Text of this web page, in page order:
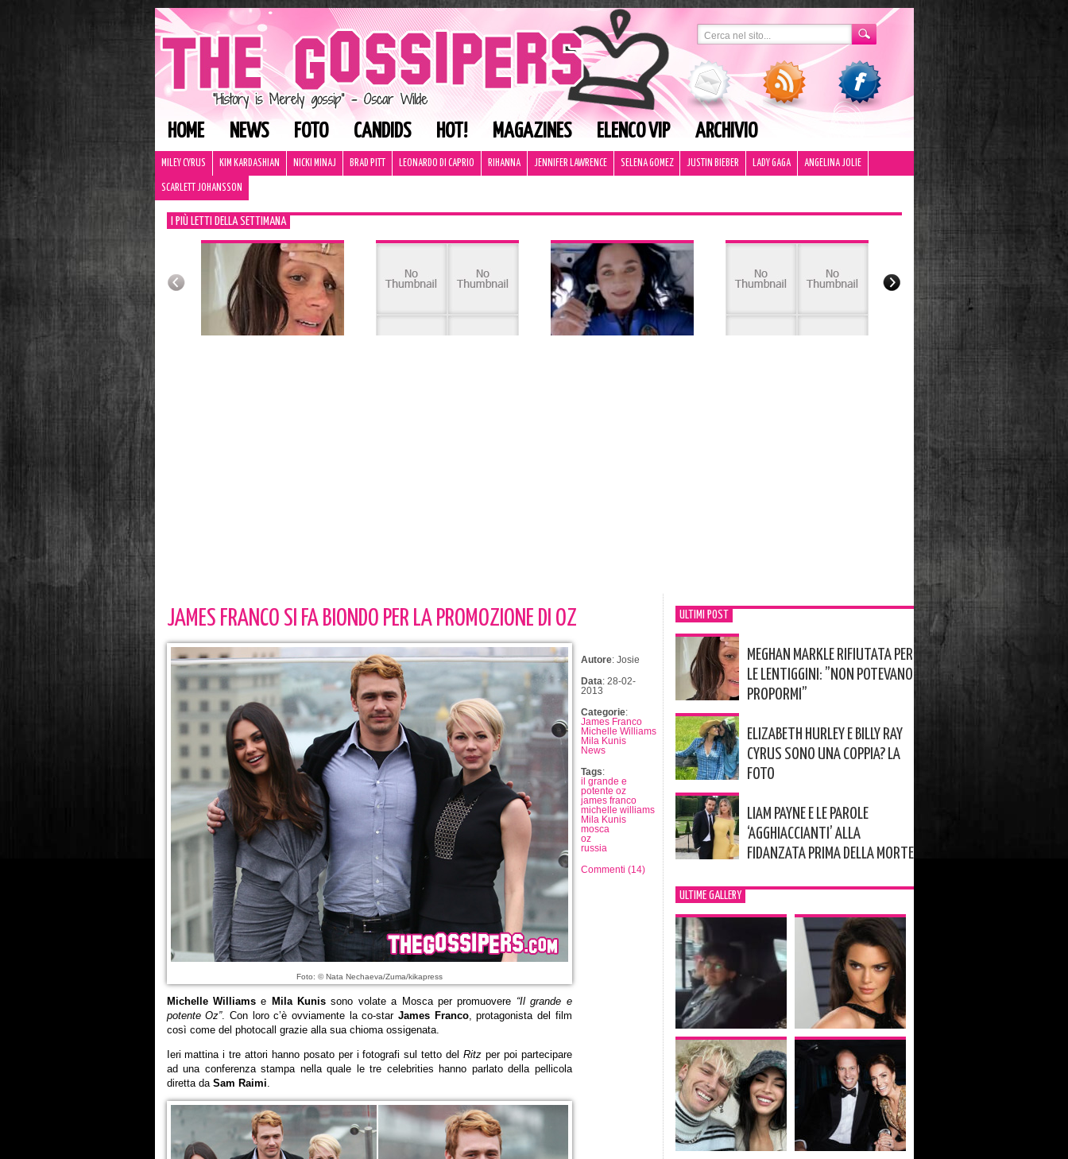
HOME NEWS FOTO CANDIDS HOT! MAGAZINES ELENCO VIP ARCHIVIO
MILEY CYRUS KIM KARDASHIAN NICKI MINAJ BRAD PITT LEONARDO DI CAPRIO RIHANNA JENNIFER LAWRENCE SELENA GOMEZ JUSTIN BIEBER LADY GAGA ANGELINA JOLIE
SCARLETT JOHANSSON
I PIÙ LETTI DELLA SETTIMANA
JAMES FRANCO SI FA BIONDO PER LA PROMOZIONE DI OZ
Foto: © Nata Nechaeva/Zuma/kikapress
Michelle Williamse Mila Kunis sono volate a Mosca per promuovere “Il grande e
potente Oz”. Con loro c’è ovviamente la co-star James Franco, protagonista del film
così come del photocall grazie alla sua chioma ossigenata.
Ieri mattina i tre attori hanno posato per i fotografi sul tetto del Ritzper poi partecipare
ad una conferenza stampa nella quale le tre celebrities hanno parlato della pellicola
diretta da Sam Raimi.
Autore: Josie
Data: 28-02-
2013
Categorie:
James Franco
Michelle Williams
Mila Kunis
News
Tags:
il grande e
potente oz
james franco
michelle williams
Mila Kunis
mosca
oz
russia
Commenti (14)
ULTIMI POST
MEGHAN MARKLE RIFIUTATA PER
LE LENTIGGINI: ”NON POTEVANO
PROPORMI”
ELIZABETH HURLEY E BILLY RAY
CYRUS SONO UNA COPPIA? LA
FOTO
LIAM PAYNE E LE PAROLE
‘AGGHIACCIANTI’ ALLA
FIDANZATA PRIMA DELLA MORTE
ULTIME GALLERY